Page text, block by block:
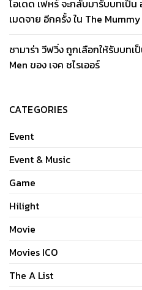
โอเดด เฟหร์ จะกลับมารับบทเป็
เมดจาย อีกครั้ง ใน The
ซามาร่า วีฟวิ่ง ถูกเลือกให้รับบท
Men ของ เจค ชไรเออร์
CATEGORIES
Event
Event & Music
Game
Hilight
Movie
Movies ICO
The A List